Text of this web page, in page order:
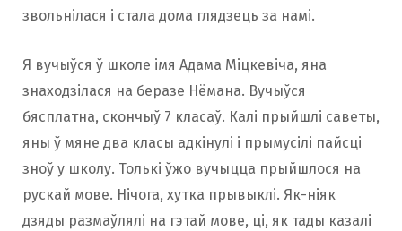
звольнілася і стала дома глядзець за намі.
Я вучыўся ў школе імя Адама Міцкевіча, яна
знаходзілася на беразе Нёмана. Вучыўся
бясплатна, скончыў 7 класаў. Калі прыйшлі саветы,
яны ў мяне два класы адкінулі і прымусілі пайсці
зноў у школу. Толькі ўжо вучыцца прыйшлося на
рускай мове. Нічога, хутка прывыклі. Як-ніяк
дзяды размаўлялі на гэтай мове, ці, як тады казалі